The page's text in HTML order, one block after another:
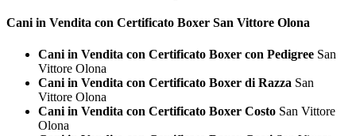
Cani in Vendita con Certificato Boxer San Vittore Olona
Cani in Vendita con Certificato Boxer con Pedigree San
Vittore Olona
Cani in Vendita con Certificato Boxer di Razza San
Vittore Olona
Cani in Vendita con Certificato Boxer Costo San Vittore
Olona